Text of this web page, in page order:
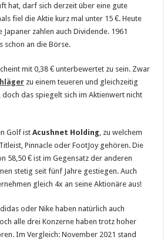
hat, darf sich derzeit über eine gute
fiel die Aktie kurz mal unter 15 €. Heute
zahlen auch Dividende. 1961
schon an die Börse.
mit 0,38 € unterbewertet zu sein. Zwar
zu einem teueren und gleichzeitig
das spiegelt sich im Aktienwert nicht
Golf istAcushnet Holding, zu welchem
Pinnacle oder FootJoy gehören. Die
58,50 € ist im Gegensatz der anderen
stetig seit fünf Jahre gestiegen. Auch
gleich 4x an seine Aktionäre aus!
oder Nike haben natürlich auch
alle drei Konzerne haben trotz hoher
Im Vergleich: November 2021 stand